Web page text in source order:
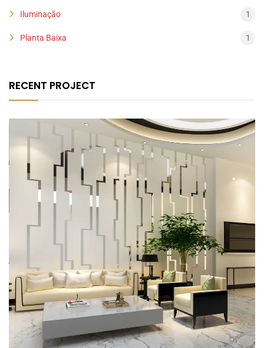
Iluminação 1
Planta Baixa 1
RECENT PROJECT